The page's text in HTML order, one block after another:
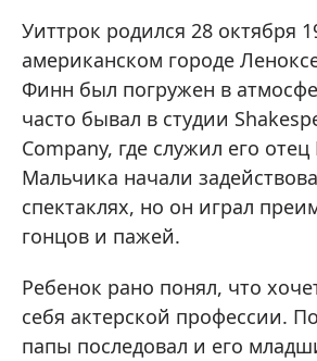
Уиттрок родился 28 октября
американском городе
Финн был погружен в
часто бывал в студии
Company, где служил его
Мальчика начали
спектаклях, но он играл
гонцов и пажей.
Ребенок рано понял, что
себя актерской профессии.
папы последовал и его